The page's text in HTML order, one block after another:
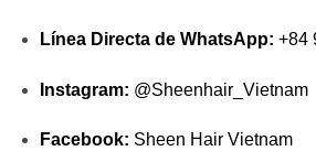
Línea Directa de WhatsApp: +84
Instagram: @Sheenhair_Vietnam
Facebook: Sheen Hair Vietnam